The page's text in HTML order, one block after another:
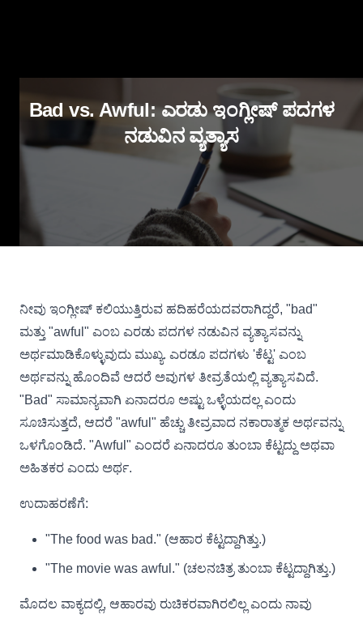
Bad vs. Awful: ಎರಡು ಇಂಗ್ಲೀಷ್ ಪದಗಳ
ನಡುವಿನ ವ್ಯತ್ಯಾಸ
ನೀವು ಇಂಗ್ಲೀಷ್ ಕಲಿಯುತ್ತಿರುವ ಹದಿಹರೆಯದವರಾಗಿದ್ದರೆ, "bad"
ಮತ್ತು "awful" ಎಂಬ ಎರಡು ಪದಗಳ ನಡುವಿನ ವ್ಯತ್ಯಾಸವನ್ನು
ಅರ್ಥಮಾಡಿಕೊಳ್ಳುವುದು ಮುಖ್ಯ. ಎರಡೂ ಪದಗಳು 'ಕೆಟ್ಟ' ಎಂಬ
ಅರ್ಥವನ್ನು ಹೊಂದಿವೆ ಆದರೆ ಅವುಗಳ ತೀವ್ರತೆಯಲ್ಲಿ ವ್ಯತ್ಯಾಸವಿದೆ.
"Bad" ಸಾಮಾನ್ಯವಾಗಿ ಏನಾದರೂ ಅಷ್ಟು ಒಳ್ಳೆಯದಲ್ಲ ಎಂದು
ಸೂಚಿಸುತ್ತದೆ, ಆದರೆ "awful" ಹೆಚ್ಚು ತೀವ್ರವಾದ ನಕಾರಾತ್ಮಕ ಅರ್ಥವನ್ನು
ಒಳಗೊಂಡಿದೆ. "Awful" ಎಂದರೆ ಏನಾದರೂ ತುಂಬಾ ಕೆಟ್ಟದ್ದು ಅಥವಾ
ಅಹಿತಕರ ಎಂದು ಅರ್ಥ.
ಉದಾಹರಣೆಗೆ:
"The food was bad." (ಆಹಾರ ಕೆಟ್ಟದ್ದಾಗಿತ್ತು.)
"The movie was awful." (ಚಲನಚಿತ್ರ ತುಂಬಾ ಕೆಟ್ಟದ್ದಾಗಿತ್ತು.)
ಮೊದಲ ವಾಕ್ಯದಲ್ಲಿ, ಆಹಾರವು ರುಚಿಕರವಾಗಿರಲಿಲ್ಲ ಎಂದು ನಾವು